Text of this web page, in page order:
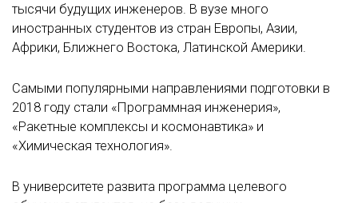
тысячи будущих инженеров. В вузе много
иностранных студентов из стран Европы, Азии,
Африки, Ближнего Востока, Латинской Америки.
Самыми популярными направлениями подготовки в
2018 году стали «Программная инженерия»,
«Ракетные комплексы и космонавтика» и
«Химическая технология».
В университете развита программа целевого